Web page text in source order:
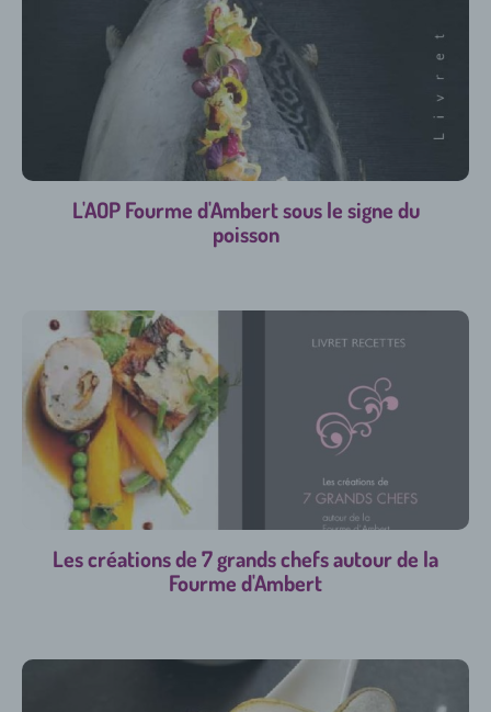
L'AOP Fourme d'Ambert sous le signe du
poisson
Les créations de 7 grands chefs autour de la
Fourme d'Ambert